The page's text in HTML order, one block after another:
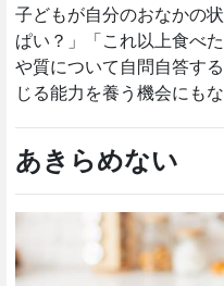
子どもが自分のおなかの
ぱい？」「これ以上食べ
や質について自問自答す
じる能力を養う機会にもな
あきらめない